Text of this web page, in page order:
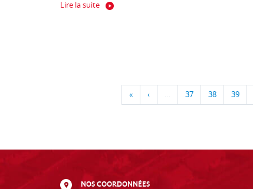
Lire la suite
« ‹ … 37 38 39
NOS COORDONNÉES